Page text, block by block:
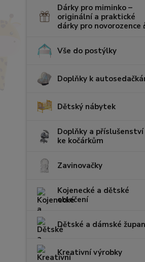
Dárky pro miminko –
originální a praktické
dárky pro novorozence
Vše do postýlky
Doplňky k
Dětský nábytek
Doplňky a příslušenství
ke kočárkům
Zavinovačky
Kojenecké a dětské
oblečení
Dětské a dámské
Kreativní výrobky